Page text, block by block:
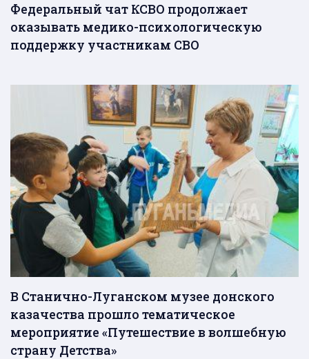
Федеральный чат КСВО продолжает
оказывать медико-психологическую
поддержку участникам СВО
В Станично-Луганском музее донского
казачества прошло тематическое
мероприятие «Путешествие в волшебную
страну Детства»